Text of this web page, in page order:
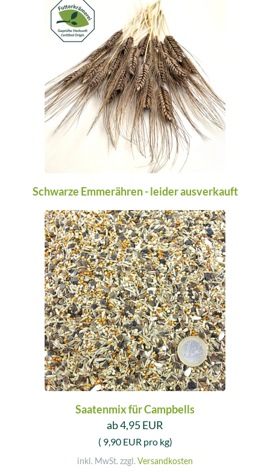
Schwarze Emmerähren - leider ausverkauft
Saatenmix für Campbells
ab 4,95 EUR
( 9,90 EUR pro kg)
inkl. MwSt. zzgl. Versandkosten